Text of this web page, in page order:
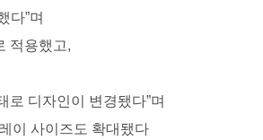
다”며
적용했고,
로 디자인이 변경됐다”며
이 사이즈도 확대됐다